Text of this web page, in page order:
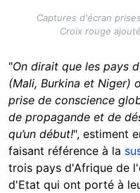
Captures d'écran
Croix rouge
"On dirait que les pays
(Mali, Burkina et Niger)
prise de conscience
de propagande et de
qu’un début!", estiment
faisant référence à la
trois pays d'Afrique de
d'Etat qui ont porté à